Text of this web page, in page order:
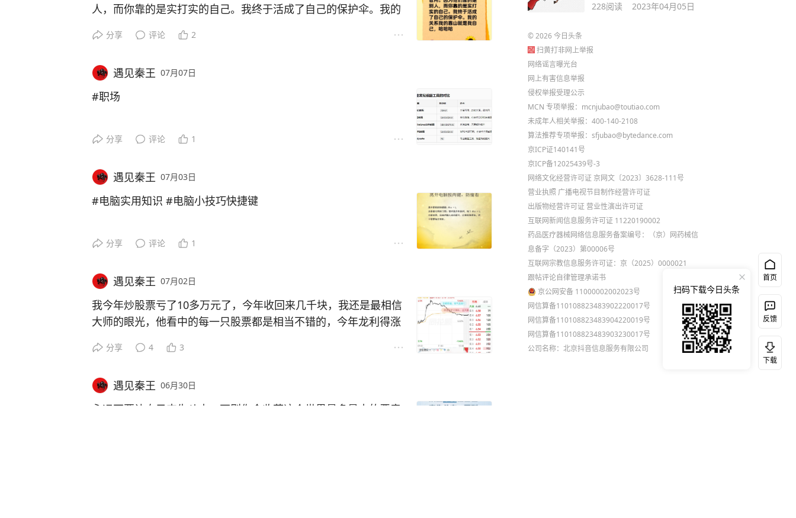
我迅速学会了踢皮球。以后我要以最健康的方式生活：该我负责的我承担，不该我承
人，而你靠的是实打实的自己。我终于活成了自己的保护伞。我的
分享 评论 2
遇见秦王 07月07日
#职场
分享 评论 1
遇见秦王 07月03日
#电脑实用知识 #电脑小技巧快捷键
分享 评论 1
遇见秦王 07月02日
我今年炒股票亏了10多万元了，今年收回来几千块，我还是最相信
大师的眼光，他看中的每一只股票都是相当不错的，今年龙利得涨
师的股票，其实这只股票6块的时候我就准备下手的，但是还是觉
是很相信大师的聪明，大师真的是股神，他的杰美特，现在160多
元了，想当年我买的时候才12块多，涨不到一块我就卖掉了，要是
分享 4 3
遇见秦王 06月30日
永远不要让自己丧失斗志，否则你会收获这个世界最多最大的恶意
228阅读 2023年04月05日
©2026今日头条
扫黄打非网上举报
网络谣言曝光台
网上有害信息举报
侵权举报受理公示
MCN 专项举报：mcnjubao@toutiao.com
未成年人相关举报：400-140-2108
算法推荐专项举报：sfjubao@bytedance.com
京ICP证140141号
京ICP备12025439号-3
网络文化经营许可证 京网文〔2023〕3628-111号
营业执照 广播电视节目制作经营许可证
出版物经营许可证 营业性演出许可证
互联网新闻信息服务许可证 11220190002
药品医疗器械网络信息服务备案编号：（京）网药械信
息备字（2023）第00006号
互联网宗教信息服务许可证：京（2025）0000021
跟帖评论自律管理承诺书
京公网安备 11000002002023号
网信算备110108823483902220017号
网信算备110108823483904220019号
网信算备110108823483903230017号
公司名称：北京抖音信息服务有限公司
首页
反馈
下载
扫码下载今日头条